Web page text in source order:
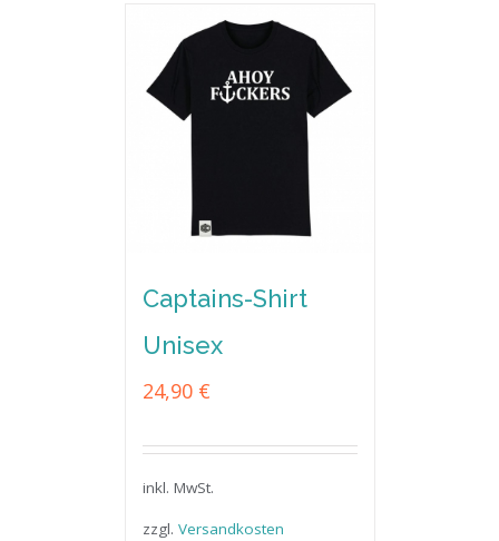
Captains-Shirt
Unisex
24,90 €
inkl. MwSt.
zzgl. Versandkosten